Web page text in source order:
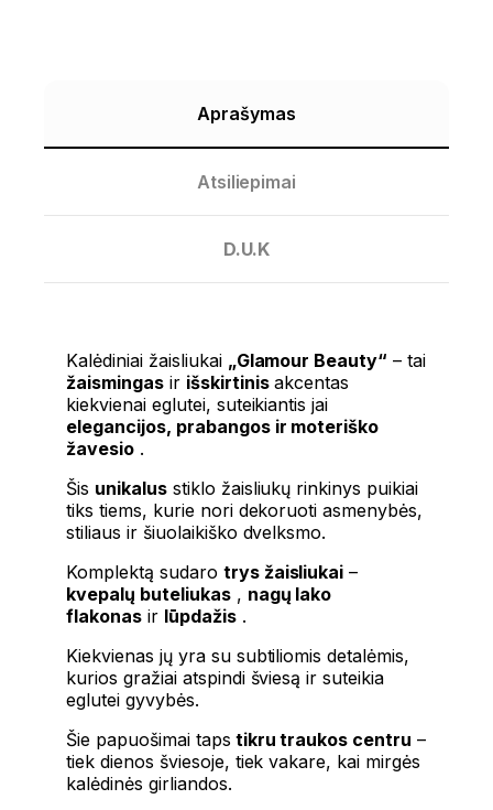
Aprašymas
Atsiliepimai
D.U.K
Kalėdiniai žaisliukai „Glamour Beauty“ – tai
žaismingasir išskirtinisakcentas
kiekvienai eglutei, suteikiantis jai
elegancijos, prabangos ir moteriško
žavesio.
Šis unikalusstiklo žaisliukų rinkinys puikiai
tiks tiems, kurie nori dekoruoti asmenybės,
stiliaus ir šiuolaikiško dvelksmo.
Komplektą sudaro trys žaisliukai –
kvepalų buteliukas, nagų lako
flakonasir lūpdažis.
Kiekvienas jų yra su subtiliomis detalėmis,
kurios gražiai atspindi šviesą ir suteikia
eglutei gyvybės.
Šie papuošimai taps tikru traukos centru –
tiek dienos šviesoje, tiek vakare, kai mirgės
kalėdinės girliandos.